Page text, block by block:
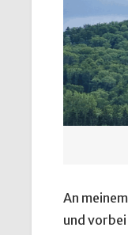
An
und